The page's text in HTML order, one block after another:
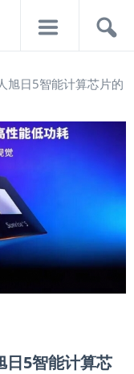
旭日5智能计算芯片的
日5智能计算芯